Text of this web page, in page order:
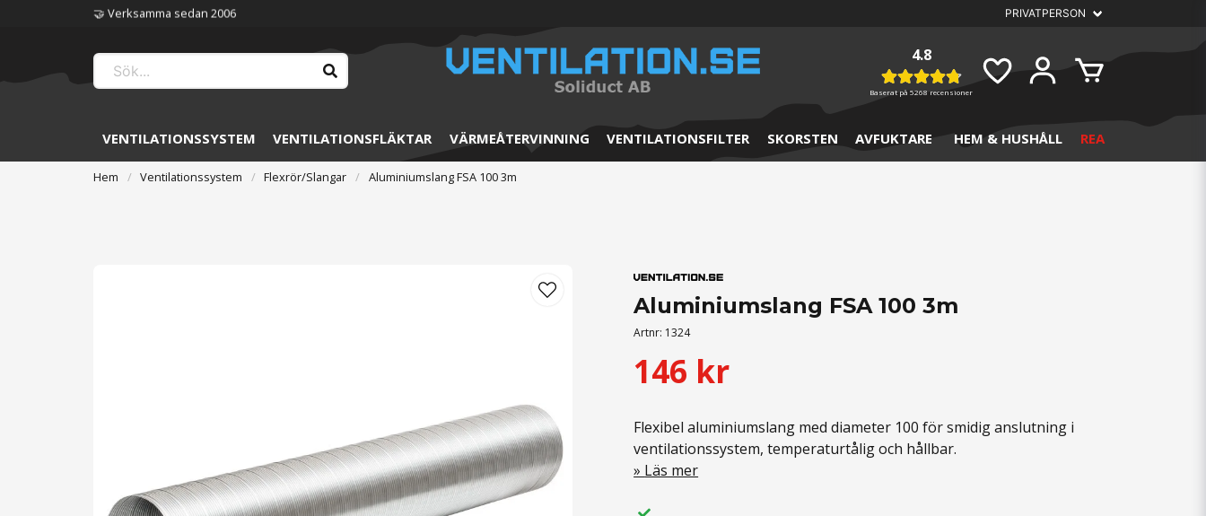
🏆 Störst på ventilation
4.8
Baserat på 5268 recensioner
VENTILATIONSSYSTEM VENTILATIONSFLÄKTAR VÄRMEÅTERVINNING VENTILATIONSFILTER SKORSTEN AVFUKTARE HEM & HUSHÅLL REA
Hem Ventilationssystem Flexrör/Slangar Aluminiumslang FSA 100 3m
Aluminiumslang FSA 100 3m
Artnr: 1324
146 kr
Flexibel aluminiumslang med diameter 100 för smidig anslutning i
ventilationssystem, temperaturtålig och hållbar.
Läs mer